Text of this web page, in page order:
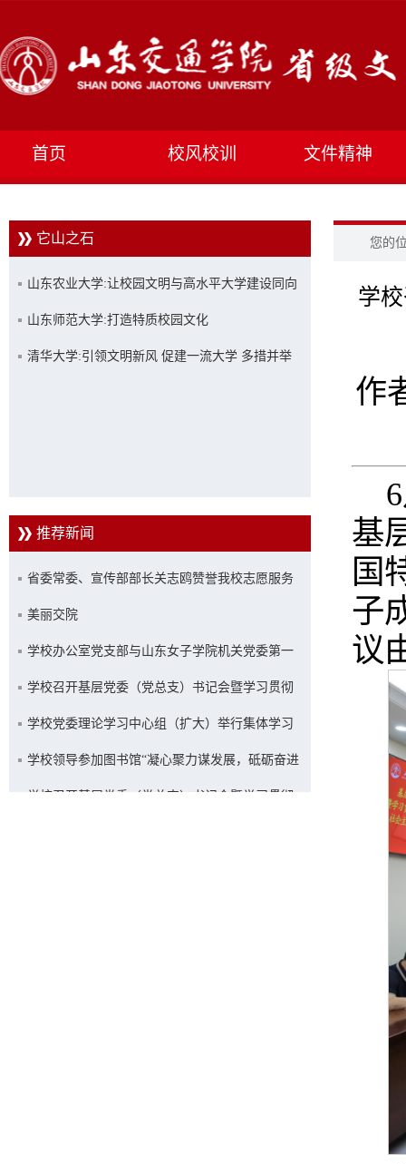
首页 校风校训 文件精神
它山之石
山东农业大学:让校园文明与高水平大学建设同向
同行
山东师范大学:打造特质校园文化
清华大学:引领文明新风 促建一流大学 多措并举
推荐新闻
省委常委、宣传部部长关志鸥赞誉我校志愿服务
工作
美丽交院
学校办公室党支部与山东女子学院机关党委第一
党支部联合开展主题党日活动
学校召开基层党委（党总支）书记会暨学习贯彻
习近平新时代中国特色社会主义思想主题教育推
进会
学校党委理论学习中心组（扩大）举行集体学习
学校领导参加图书馆“凝心聚力谋发展，砥砺奋进
新征程”主题活动
学校召开基层党委（党总支）书记会暨学习贯彻
您的
学
作
基
国
子
议